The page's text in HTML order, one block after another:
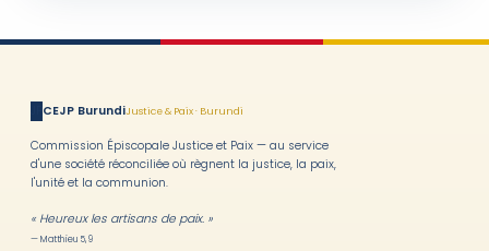
CEJP BurundiJustice & Paix · Burundi
Commission Épiscopale Justice et Paix — au service
d'une société réconciliée où règnent la justice, la paix,
l'unité et la communion.
« Heureux les artisans de paix. »
— Matthieu 5, 9